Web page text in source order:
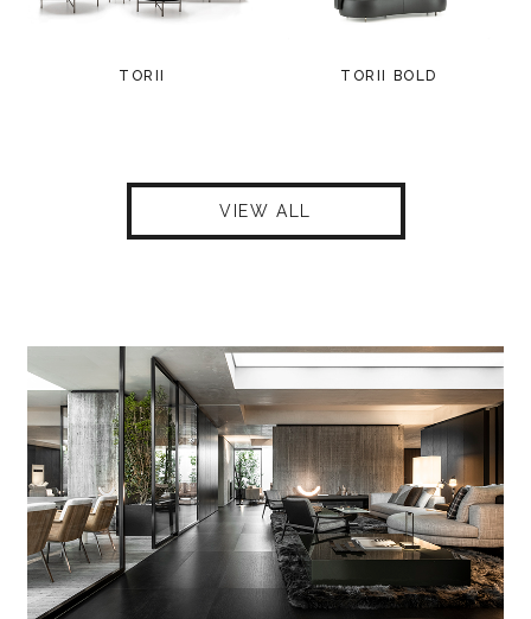
TORII TORII BOLD
VIEW ALL